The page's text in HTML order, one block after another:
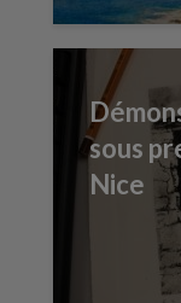
sous
Nice